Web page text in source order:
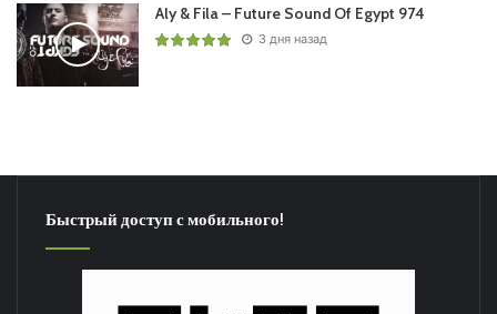
Aly & Fila – Future Sound Of Egypt 974
3 дня назад
Быстрый доступ с мобильного!